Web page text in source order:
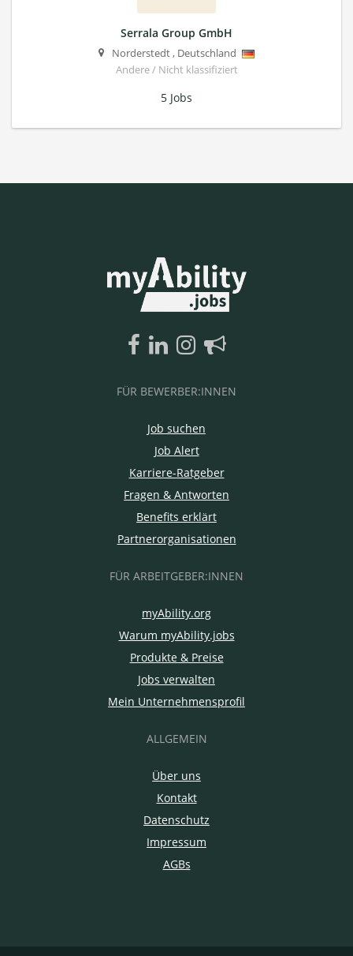
Serrala Group GmbH
Norderstedt, Deutschland
Andere / Nicht klassifiziert
5 Jobs
FÜR BEWERBER:INNEN
Job suchen
Job Alert
Karriere-Ratgeber
Fragen & Antworten
Benefits erklärt
Partnerorganisationen
FÜR ARBEITGEBER:INNEN
myAbility.org
Warum myAbility.jobs
Produkte & Preise
Jobs verwalten
Mein Unternehmensprofil
ALLGEMEIN
Über uns
Kontakt
Datenschutz
Impressum
AGBs